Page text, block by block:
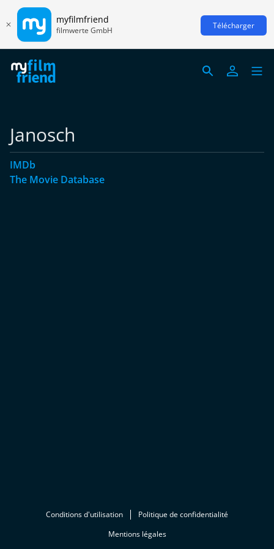
myfilmfriend
filmwerte GmbH Télécharger
Janosch
IMDb
The Movie Database
Conditions d'utilisation
Politique de confidentialité
Mentions légales